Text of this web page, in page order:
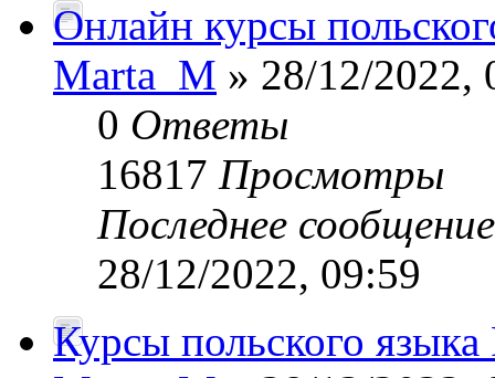
Онлайн курсы
Marta_M » 28/12/2022,
0 Ответы
16817 Просмотры
Последнее
28/12/2022, 09:59
Курсы польского